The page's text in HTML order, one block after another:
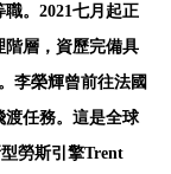
。2021七月起正
階層，資歷完備具
李榮輝曾前往法國
渡任務。這是全球
勞斯引擎Trent